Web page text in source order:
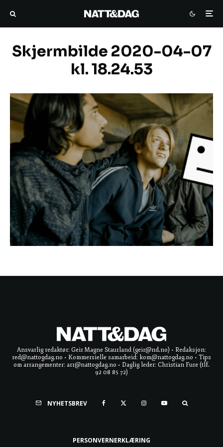
Skjermbilde 2020-04-07
kl. 18.24.53
Ansvarlig redaktør: Geir Magne Staurland (geir@nd.no) • Redaksjon:
red@nattogdag.no • Kommersielle samarbeid: kom@nattogdag.no • Tips
om arrangementer: arr@nattogdag.no • Daglig leder: Christian Fure (tlf.
92 08 85 72)
NYHETSBREV
PERSONVERNERKLÆRING